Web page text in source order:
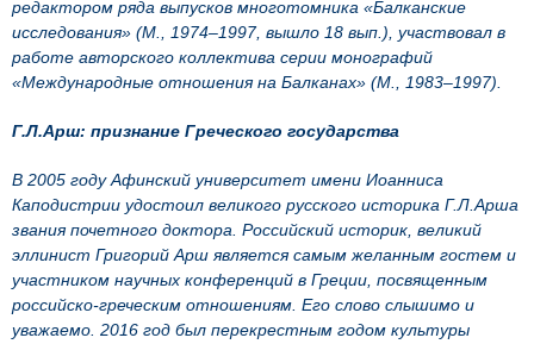
редактором ряда выпусков многотомника «Балканские
исследования» (М., 1974–1997, вышло 18 вып.), участвовал в
работе авторского коллектива серии монографий
«Международные отношения на Балканах» (М., 1983–1997).
Г.Л.Арш: признание Греческого государства
В 2005 году Афинский университет имени Иоанниса
Каподистрии удостоил великого русского историка Г.Л.Арша
звания почетного доктора. Российский историк, великий
эллинист Григорий Арш является самым желанным гостем и
участником научных конференций в Греции, посвященным
российско-греческим отношениям. Его слово слышимо и
уважаемо. 2016 год был перекрестным годом культуры